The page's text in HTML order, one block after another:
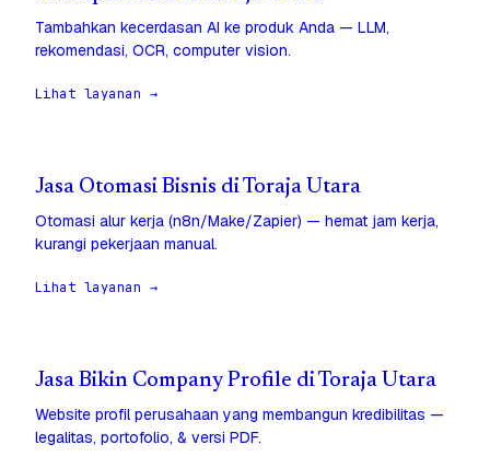
Tambahkan kecerdasan AI ke produk Anda — LLM,
rekomendasi, OCR, computer vision.
Lihat layanan →
Jasa Otomasi Bisnis di Toraja Utara
Otomasi alur kerja (n8n/Make/Zapier) — hemat jam kerja,
kurangi pekerjaan manual.
Lihat layanan →
Jasa Bikin Company Profile di Toraja Utara
Website profil perusahaan yang membangun kredibilitas —
legalitas, portofolio, & versi PDF.